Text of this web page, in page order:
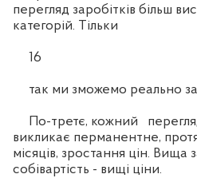
перегляд заробітків більш
категорій. Тільки
16
так ми зможемо реально
По-третє, кожний
викликає перманентне,
місяців, зростання цін. Вища
собівартість - вищі ціни.